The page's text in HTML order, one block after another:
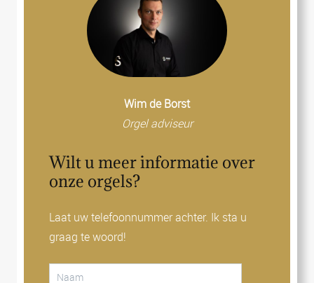
Wim de Borst
Orgel adviseur
Wilt u meer informatie over
onze orgels?
Laat uw telefoonnummer achter. Ik sta u
graag te woord!